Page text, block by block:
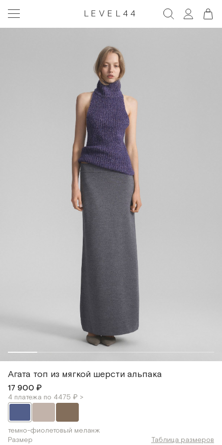
LEVEL44
Агата топ из мягкой шерсти альпака
17 900 ₽
4 платежа по 4475 ₽ >
темно-фиолетовый меланж
Размер
Таблица размеров